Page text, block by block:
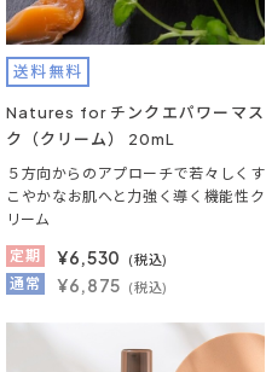
送料無料
Natures for チンクエパワーマス
ク（クリーム） 20mL
５方向からのアプローチで若々しくす
こやかなお肌へと力強く導く機能性ク
リーム
定期
¥6,530 (税込)
通常 ¥6,875 (税込)